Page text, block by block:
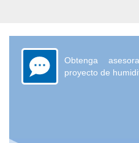
Obtenga
proyecto de